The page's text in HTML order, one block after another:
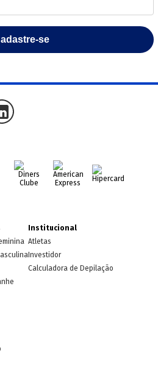
se
Institucional
Atletas
Investidor
Calculadora de Depilação